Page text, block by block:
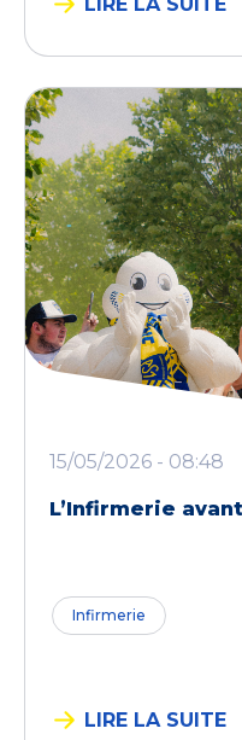
15/05/2026 - 08:48
L’Infirmerie
Infirmerie
LIRE LA SUITE